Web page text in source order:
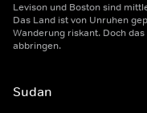
Levison und Boston sind
Das Land ist von Unruhen
Wanderung riskant. Doch
abbringen.
Sudan